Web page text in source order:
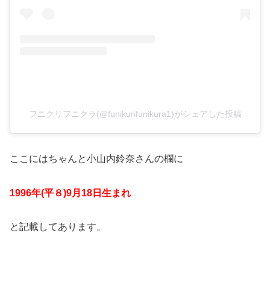
フニクリフニクラ(@funikurifunikura1)がシェアした投稿
ここにはちゃんと小山内鈴奈さんの欄に
1996年(平８)9月18日生まれ
と記載してあります。